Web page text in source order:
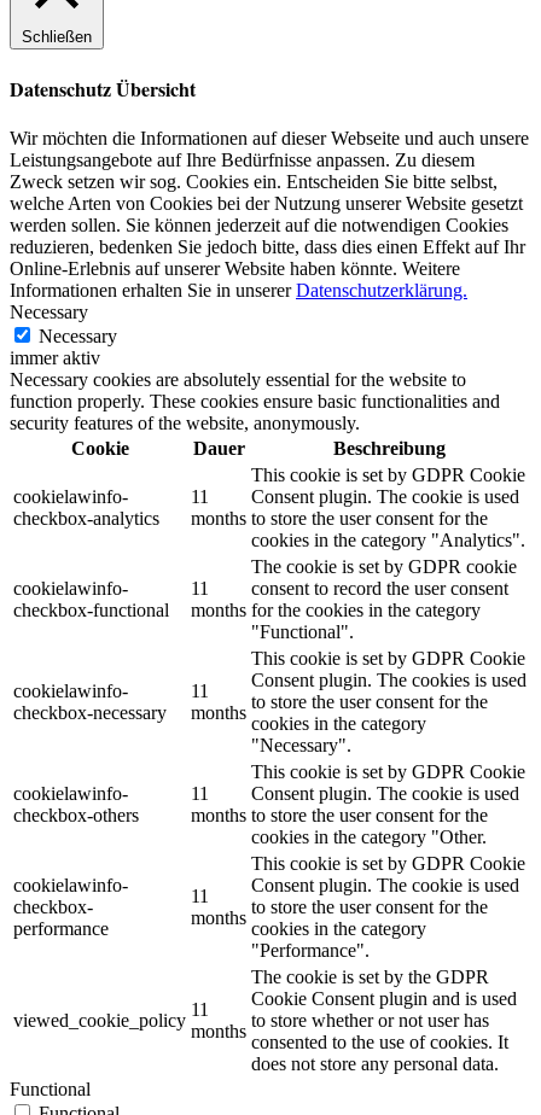
Schließen
Datenschutz Übersicht
Wir möchten die Informationen auf dieser Webseite und auch unsere
Leistungsangebote auf Ihre Bedürfnisse anpassen. Zu diesem
Zweck setzen wir sog. Cookies ein. Entscheiden Sie bitte selbst,
welche Arten von Cookies bei der Nutzung unserer Website gesetzt
werden sollen. Sie können jederzeit auf die notwendigen Cookies
reduzieren, bedenken Sie jedoch bitte, dass dies einen Effekt auf Ihr
Online-Erlebnis auf unserer Website haben könnte. Weitere
Informationen erhalten Sie in unsererDatenschutzerklärung.
Necessary
Necessary
immer aktiv
Necessary cookies are absolutely essential for the website to
function properly. These cookies ensure basic functionalities and
security features of the website, anonymously.
Cookie
Dauer Beschreibung
cookielawinfo-
checkbox-analytics
11
months
This cookie is set by GDPR Cookie
Consent plugin. The cookie is used
to store the user consent for the
cookies in the category "Analytics".
cookielawinfo-
checkbox-functional
11
months
The cookie is set by GDPR cookie
consent to record the user consent
for the cookies in the category
"Functional".
cookielawinfo-
checkbox-necessary
11
months
This cookie is set by GDPR Cookie
Consent plugin. The cookies is used
to store the user consent for the
cookies in the category
"Necessary".
cookielawinfo-
checkbox-others
11
months
This cookie is set by GDPR Cookie
Consent plugin. The cookie is used
to store the user consent for the
cookies in the category "Other.
cookielawinfo-
checkbox-
performance
11
months
This cookie is set by GDPR Cookie
Consent plugin. The cookie is used
to store the user consent for the
cookies in the category
"Performance".
viewed_cookie_policy
11
months
The cookie is set by the GDPR
Cookie Consent plugin and is used
to store whether or not user has
consented to the use of cookies. It
does not store any personal data.
Functional